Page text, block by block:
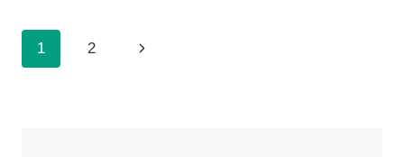
DIGITAL?
Navegação
1 2
Página